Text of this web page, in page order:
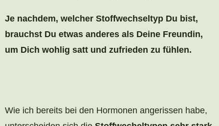
Je nachdem, welcher Stoffwechseltyp Du bist,
brauchst Du etwas anderes als Deine Freundin,
um Dich wohlig satt und zufrieden zu fühlen.
Wie ich bereits bei den Hormonen angerissen habe,